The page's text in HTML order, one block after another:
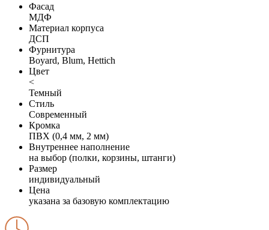
Фасад
МДФ
Материал корпуса
ДСП
Фурнитура
Boyard, Blum, Hettich
Цвет
<
Темный
Стиль
Современный
Кромка
ПВХ (0,4 мм, 2 мм)
Внутреннее наполнение
на выбор (полки, корзины, штанги)
Размер
индивидуальный
Цена
указана за базовую комплектацию